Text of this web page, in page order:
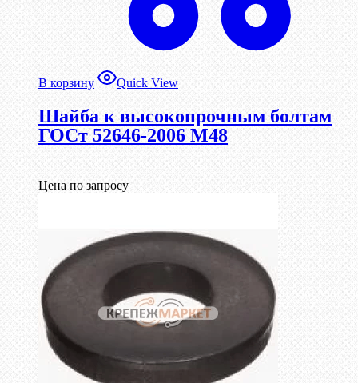
В корзину Quick View
Шайба к высокопрочным болтам
ГОСт 52646-2006 М48
Цена по запросу